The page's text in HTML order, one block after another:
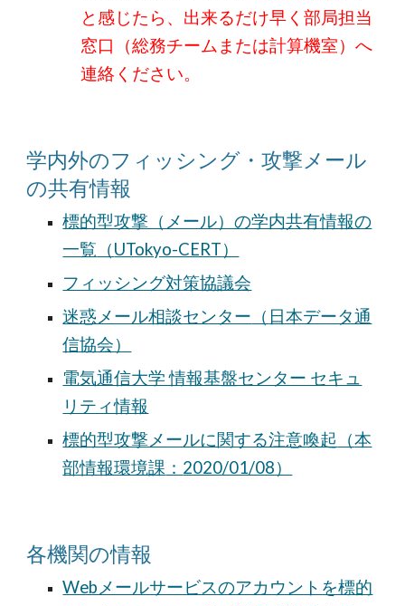
と感じたら、出来るだけ早く部局担当
窓口（総務チームまたは計算機室）へ
連絡ください。
学内外のフィッシング・攻撃メール
の共有情報
標的型攻撃（メール）の学内共有情報の
一覧 （UTokyo-CERT）
フィッシング対策協議会
迷惑メール相談センター （ 日本データ通
信協会）
電気通信大学 情報基盤センター セキュ
リティ情報
標的型攻撃メールに関する注意喚起
（本
部情報環境課 ： 2020/01/08）
各機関の情報
Webメールサービスのアカウントを標的